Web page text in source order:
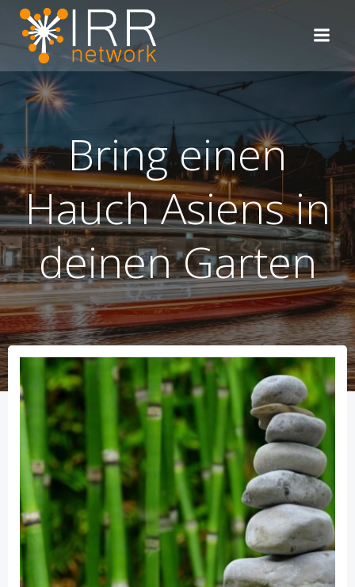
Bring einen
Hauch Asiens in
deinen Garten